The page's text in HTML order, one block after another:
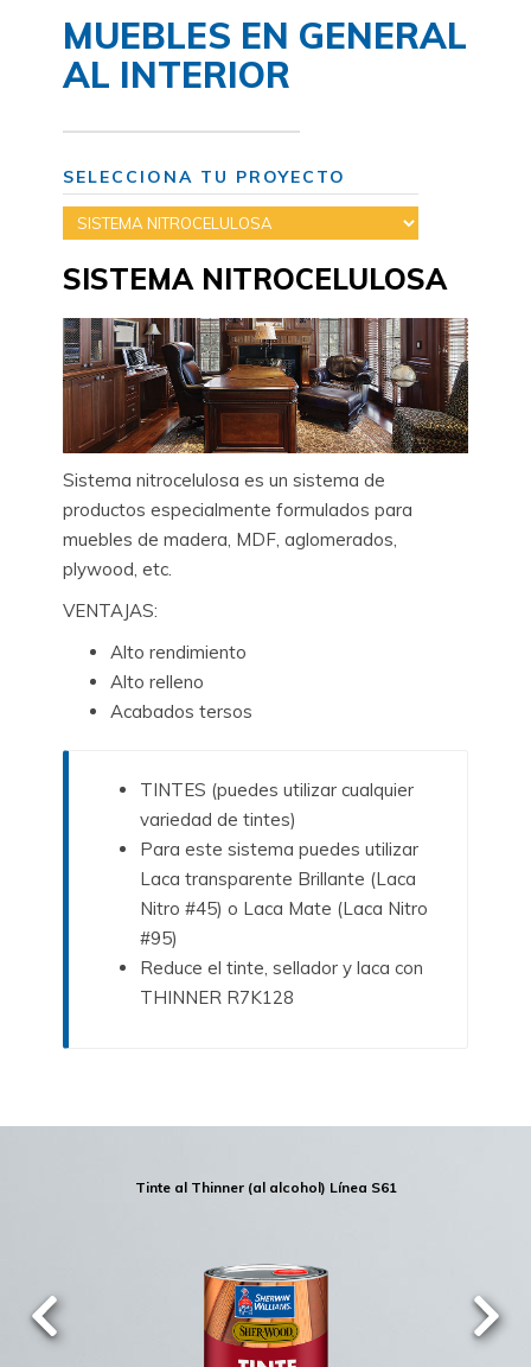
MUEBLES EN GENERAL
AL INTERIOR
SELECCIONA TU PROYECTO
SISTEMA NITROCELULOSA
Sistema nitrocelulosa es un sistema de
productos especialmente formulados para
muebles de madera, MDF, aglomerados,
plywood, etc.
VENTAJAS:
Alto rendimiento
Alto relleno
Acabados tersos
TINTES (puedes utilizar cualquier
variedad de tintes)
Para este sistema puedes utilizar
Laca transparente Brillante (Laca
Nitro #45) o Laca Mate (Laca Nitro
#95)
Reduce el tinte, sellador y laca con
THINNER R7K128
Tinte al Thinner (al alcohol) Línea S61